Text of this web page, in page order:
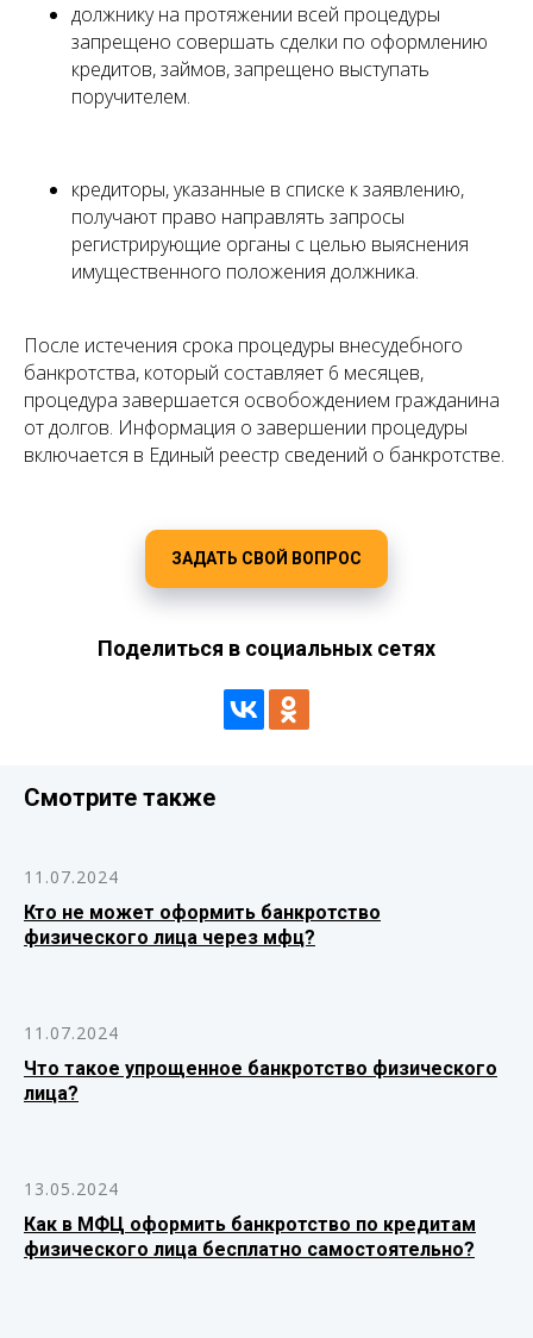
должнику на протяжении всей процедуры
запрещено совершать сделки по оформлению
кредитов, займов, запрещено выступать
поручителем.
кредиторы, указанные в списке к заявлению,
получают право направлять запросы
регистрирующие органы с целью выяснения
имущественного положения должника.
После истечения срока процедуры внесудебного
банкротства, который составляет 6 месяцев,
процедура завершается освобождением гражданина
от долгов. Информация о завершении процедуры
включается в Единый реестр сведений о банкротстве.
ЗАДАТЬ СВОЙ ВОПРОС
Поделиться в социальных сетях
Смотрите также
11.07.2024
Кто не может оформить банкротство
физического лица через мфц?
11.07.2024
Что такое упрощенное банкротство физического
лица?
13.05.2024
Как в МФЦ оформить банкротство по кредитам
физического лица бесплатно самостоятельно?